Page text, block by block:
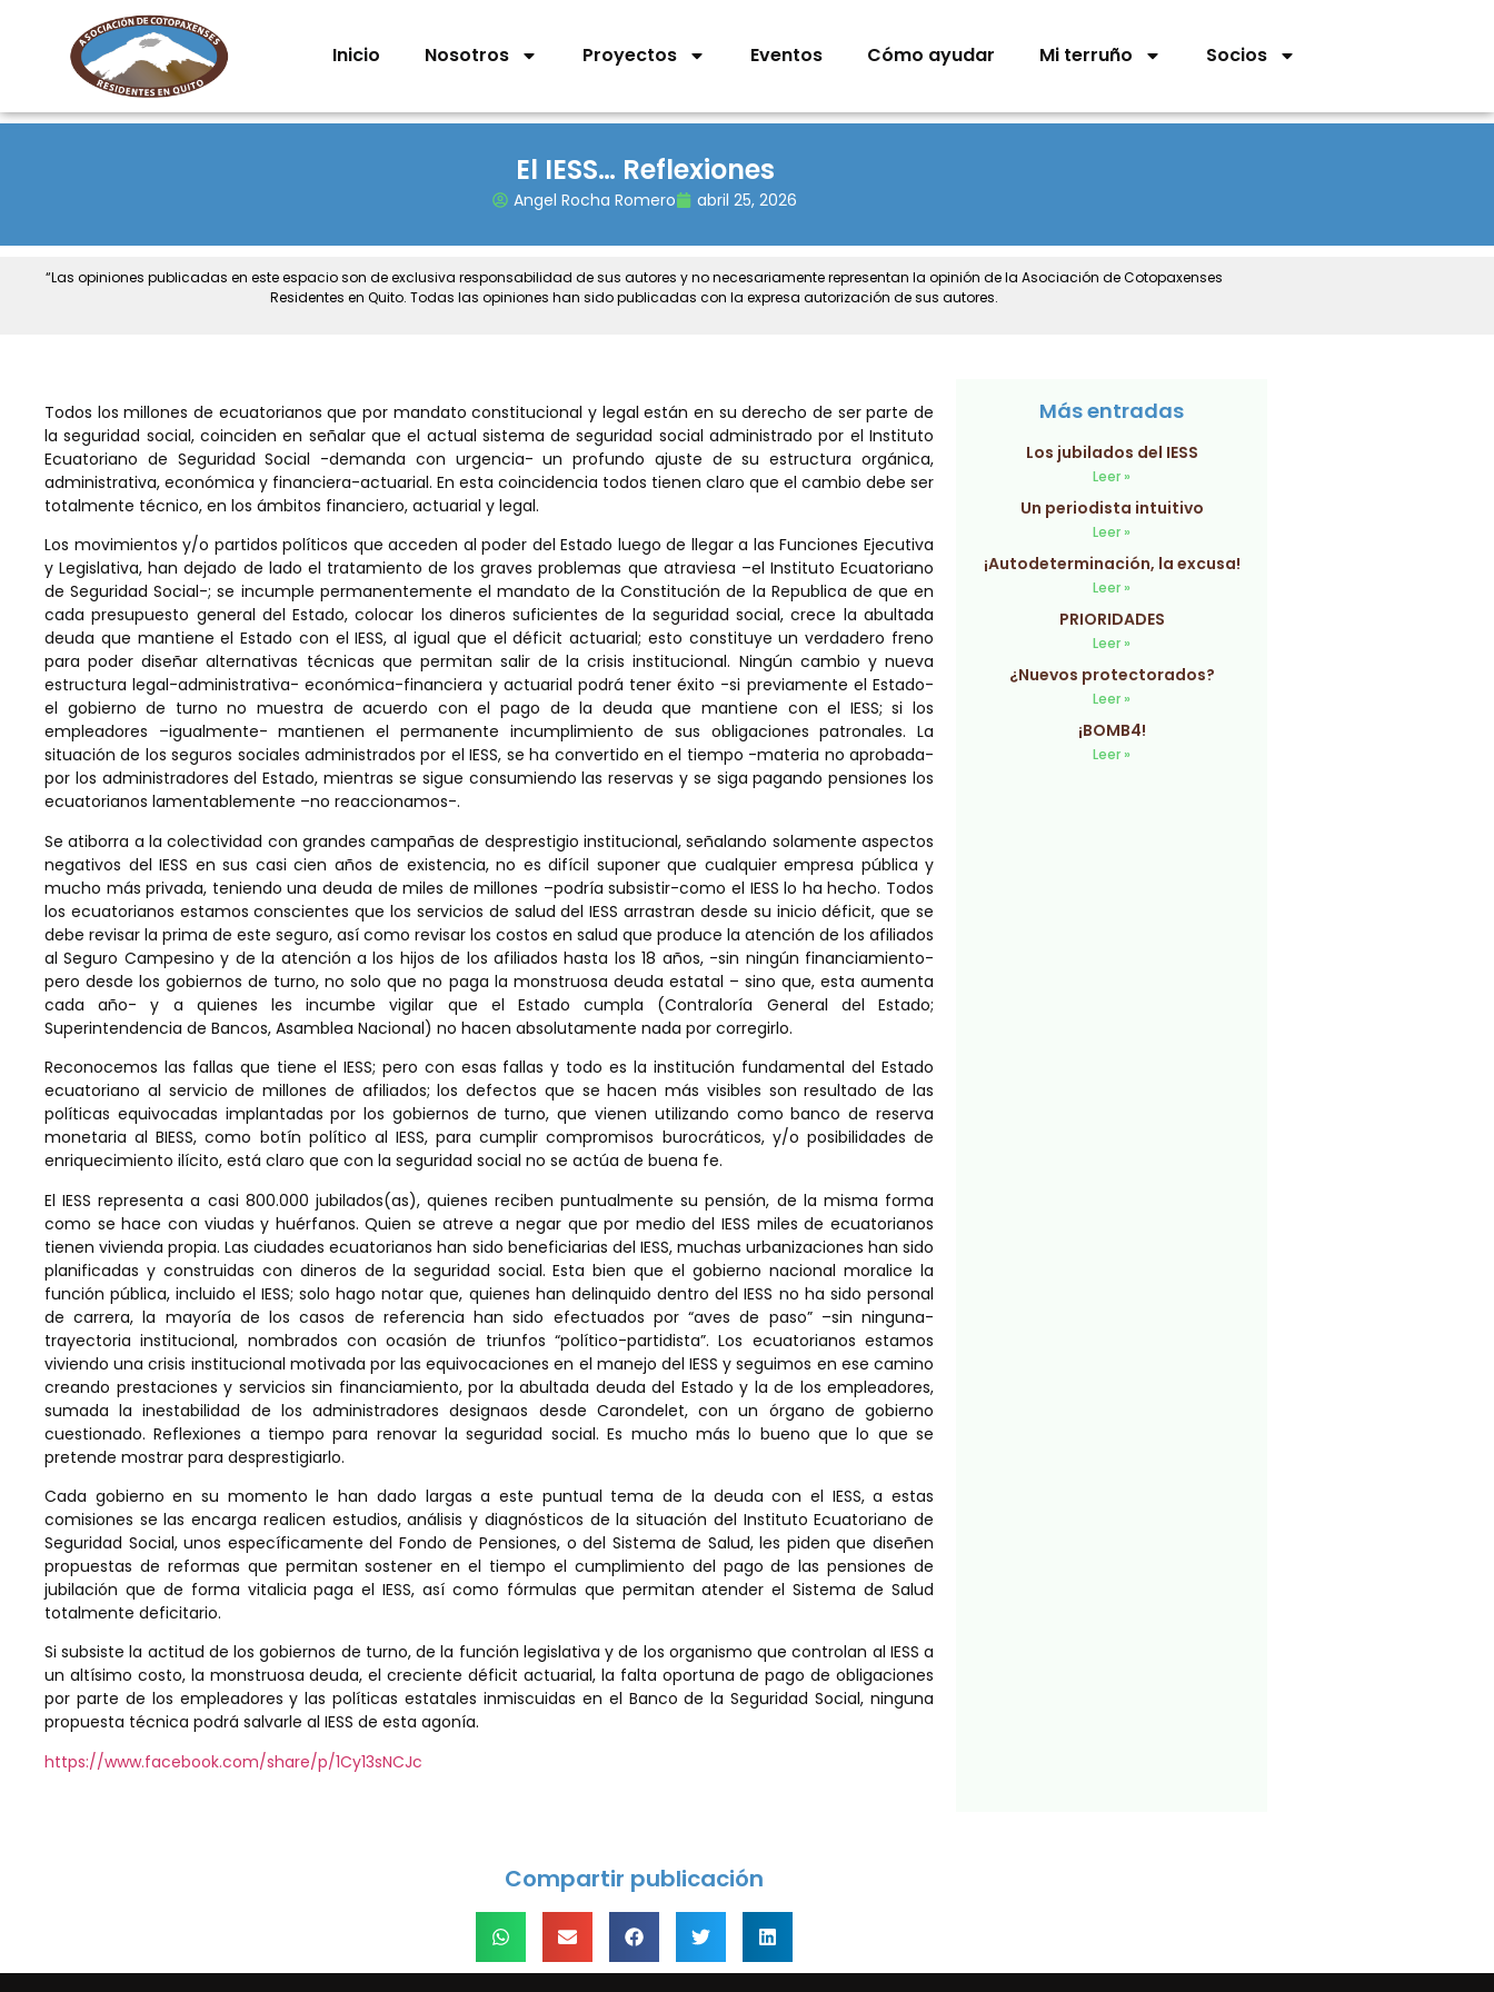
Inicio Nosotros Proyectos Eventos Cómo ayudar Mi terruño Socios
El IESS… Reflexiones
Angel Rocha Romero abril 25, 2026
“Las opiniones publicadas en este espacio son de exclusiva responsabilidad de sus autores y no necesariamente representan la opinión de la Asociación de Cotopaxenses
Residentes en Quito. Todas las opiniones han sido publicadas con la expresa autorización de sus autores.
Todos los millones de ecuatorianos que por mandato constitucional y legal están en su derecho de ser parte de
la seguridad social, coinciden en señalar que el actual sistema de seguridad social administrado por el Instituto
Ecuatoriano de Seguridad Social -demanda con urgencia- un profundo ajuste de su estructura orgánica,
administrativa, económica y financiera-actuarial. En esta coincidencia todos tienen claro que el cambio debe ser
totalmente técnico, en los ámbitos financiero, actuarial y legal.
Los movimientos y/o partidos políticos que acceden al poder del Estado luego de llegar a las Funciones Ejecutiva
y Legislativa, han dejado de lado el tratamiento de los graves problemas que atraviesa –el Instituto Ecuatoriano
de Seguridad Social-; se incumple permanentemente el mandato de la Constitución de la Republica de que en
cada presupuesto general del Estado, colocar los dineros suficientes de la seguridad social, crece la abultada
deuda que mantiene el Estado con el IESS, al igual que el déficit actuarial; esto constituye un verdadero freno
para poder diseñar alternativas técnicas que permitan salir de la crisis institucional. Ningún cambio y nueva
estructura legal-administrativa- económica-financiera y actuarial podrá tener éxito -si previamente el Estado-
el gobierno de turno no muestra de acuerdo con el pago de la deuda que mantiene con el IESS; si los
empleadores –igualmente- mantienen el permanente incumplimiento de sus obligaciones patronales. La
situación de los seguros sociales administrados por el IESS, se ha convertido en el tiempo -materia no aprobada-
por los administradores del Estado, mientras se sigue consumiendo las reservas y se siga pagando pensiones los
ecuatorianos lamentablemente –no reaccionamos-.
Se atiborra a la colectividad con grandes campañas de desprestigio institucional, señalando solamente aspectos
negativos del IESS en sus casi cien años de existencia, no es difícil suponer que cualquier empresa pública y
mucho más privada, teniendo una deuda de miles de millones –podría subsistir-como el IESS lo ha hecho. Todos
los ecuatorianos estamos conscientes que los servicios de salud del IESS arrastran desde su inicio déficit, que se
debe revisar la prima de este seguro, así como revisar los costos en salud que produce la atención de los afiliados
al Seguro Campesino y de la atención a los hijos de los afiliados hasta los 18 años, -sin ningún financiamiento-
pero desde los gobiernos de turno, no solo que no paga la monstruosa deuda estatal – sino que, esta aumenta
cada año- y a quienes les incumbe vigilar que el Estado cumpla (Contraloría General del Estado;
Superintendencia de Bancos, Asamblea Nacional) no hacen absolutamente nada por corregirlo.
Reconocemos las fallas que tiene el IESS; pero con esas fallas y todo es la institución fundamental del Estado
ecuatoriano al servicio de millones de afiliados; los defectos que se hacen más visibles son resultado de las
políticas equivocadas implantadas por los gobiernos de turno, que vienen utilizando como banco de reserva
monetaria al BIESS, como botín político al IESS, para cumplir compromisos burocráticos, y/o posibilidades de
enriquecimiento ilícito, está claro que con la seguridad social no se actúa de buena fe.
El IESS representa a casi 800.000 jubilados(as), quienes reciben puntualmente su pensión, de la misma forma
como se hace con viudas y huérfanos. Quien se atreve a negar que por medio del IESS miles de ecuatorianos
tienen vivienda propia. Las ciudades ecuatorianos han sido beneficiarias del IESS, muchas urbanizaciones han sido
planificadas y construidas con dineros de la seguridad social. Esta bien que el gobierno nacional moralice la
función pública, incluido el IESS; solo hago notar que, quienes han delinquido dentro del IESS no ha sido personal
de carrera, la mayoría de los casos de referencia han sido efectuados por “aves de paso” –sin ninguna-
trayectoria institucional, nombrados con ocasión de triunfos “político-partidista”. Los ecuatorianos estamos
viviendo una crisis institucional motivada por las equivocaciones en el manejo del IESS y seguimos en ese camino
creando prestaciones y servicios sin financiamiento, por la abultada deuda del Estado y la de los empleadores,
sumada la inestabilidad de los administradores designaos desde Carondelet, con un órgano de gobierno
cuestionado. Reflexiones a tiempo para renovar la seguridad social. Es mucho más lo bueno que lo que se
pretende mostrar para desprestigiarlo.
Cada gobierno en su momento le han dado largas a este puntual tema de la deuda con el IESS, a estas
comisiones se las encarga realicen estudios, análisis y diagnósticos de la situación del Instituto Ecuatoriano de
Seguridad Social, unos específicamente del Fondo de Pensiones, o del Sistema de Salud, les piden que diseñen
propuestas de reformas que permitan sostener en el tiempo el cumplimiento del pago de las pensiones de
jubilación que de forma vitalicia paga el IESS, así como fórmulas que permitan atender el Sistema de Salud
totalmente deficitario.
Si subsiste la actitud de los gobiernos de turno, de la función legislativa y de los organismo que controlan al IESS a
un altísimo costo, la monstruosa deuda, el creciente déficit actuarial, la falta oportuna de pago de obligaciones
por parte de los empleadores y las políticas estatales inmiscuidas en el Banco de la Seguridad Social, ninguna
propuesta técnica podrá salvarle al IESS de esta agonía.
https://www.facebook.com/share/p/1Cy13sNCJc
Más entradas
Los jubilados del IESS
Leer »
Un periodista intuitivo
Leer »
¡Autodeterminación, la excusa!
Leer »
PRIORIDADES
Leer »
¿Nuevos protectorados?
Leer »
¡BOMB4!
Leer »
Compartir publicación